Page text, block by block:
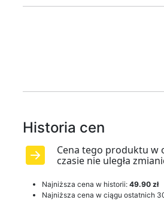
Historia cen
Cena tego produktu w
czasie nie uległa
Najniższa cena w historii: 49.90 zł
Najniższa cena w ciągu ostatnich